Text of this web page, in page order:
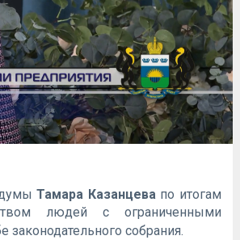
думыТамара Казанцевапо итогам
людей с ограниченными
собрания.